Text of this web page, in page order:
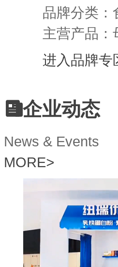
品牌分类：
主营产品：
进入品牌专
企业动态
News & Events
MORE>